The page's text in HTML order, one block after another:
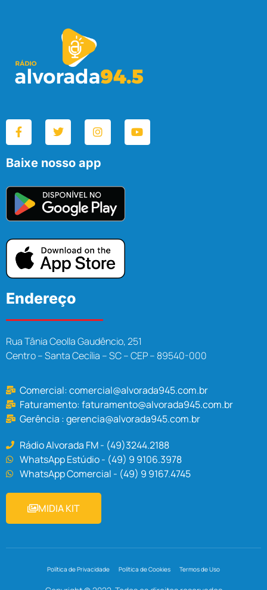
Baixe nosso app
Endereço
Rua Tânia Ceolla Gaudêncio, 251
Centro – Santa Cecília – SC – CEP – 89540-000
Comercial:comercial@alvorada945.com.br
Faturamento:faturamento@alvorada945.com.br
Gerência :gerencia@alvorada945.com.br
Rádio Alvorada FM - (49)3244.2188
WhatsApp Estúdio - (49) 9 9106.3978
WhatsApp Comercial - (49) 9 9167.4745
MIDIA KIT
Política de Privacidade Política de Cookies Termos de Uso